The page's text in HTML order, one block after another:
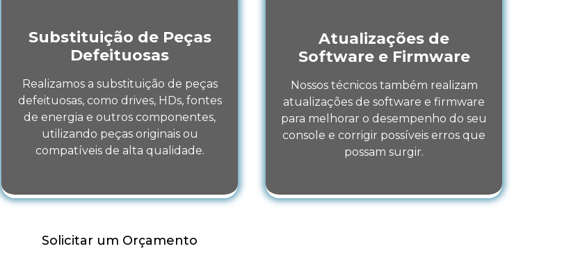
Substituição de Peças
Defeituosas
Realizamos a substituição de peças
defeituosas, como drives, HDs, fontes
de energia e outros componentes,
utilizando peças originais ou
compatíveis de alta qualidade.
Atualizações de
Software e Firmware
Nossos técnicos também realizam
atualizações de software e firmware
para melhorar o desempenho do seu
console e corrigir possíveis erros que
possam surgir.
Solicitar um Orçamento